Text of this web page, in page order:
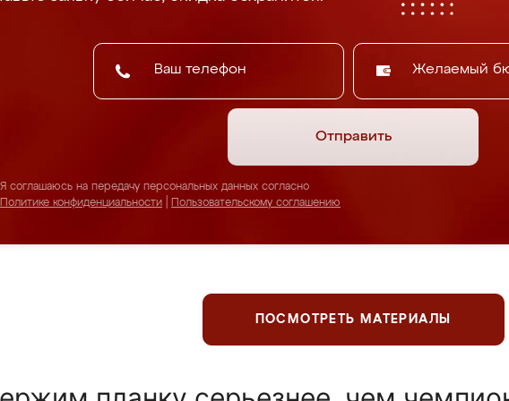
Желаемый
Отправить
Я соглашаюсь на передачу персональных данных согласно
Политике конфиденциальности
Пользовательскому соглашению
ПОСМОТРЕТЬ МАТЕРИАЛЫ